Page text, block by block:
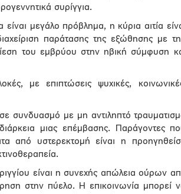
συρίγγια.
μεγάλο πρόβλημα, η κύρια αιτία
παράτασης της εξώθησης με
του εμβρύου στην ηβική σύμφυση
με επιπτώσεις ψυχικές,
συνδυασμό με μη αντιληπτό
μιας επέμβασης. Παράγοντες
από υστερεκτομή είναι η
είναι η συνεχής απώλεια ούρων
στην πύελο. Η επικοινωνία μπορεί